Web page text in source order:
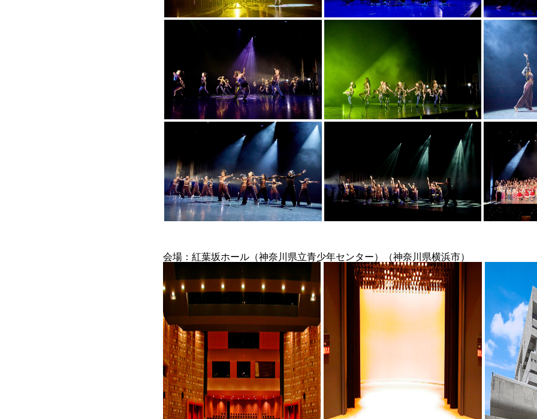
会場：紅葉坂ホール（神奈川県立青少年センター）（神奈川県横浜市）